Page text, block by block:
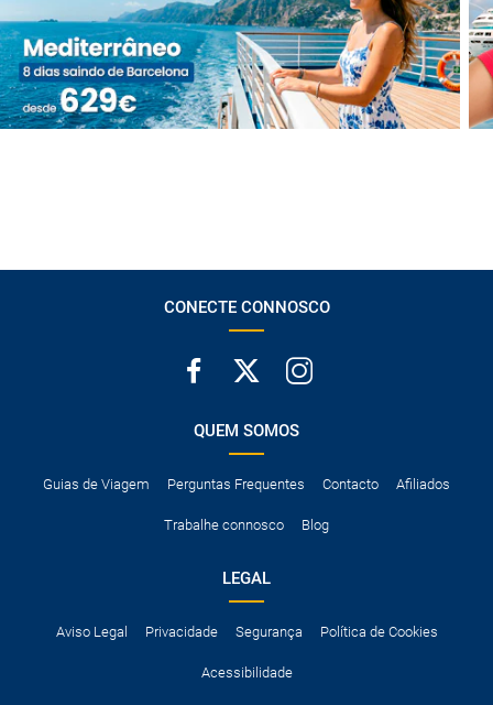
CONECTE CONNOSCO
QUEM SOMOS
Guias de Viagem Perguntas Frequentes Contacto Afiliados
Trabalhe connosco Blog
LEGAL
Aviso Legal Privacidade Segurança Política de Cookies
Acessibilidade